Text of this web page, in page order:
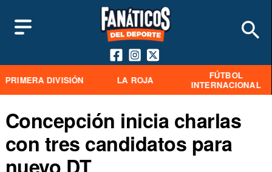
PRIMERA DIVISIÓN LA ROJA
FÚTBOL
INTERNACIONAL
Concepción inicia charlas
con tres candidatos para